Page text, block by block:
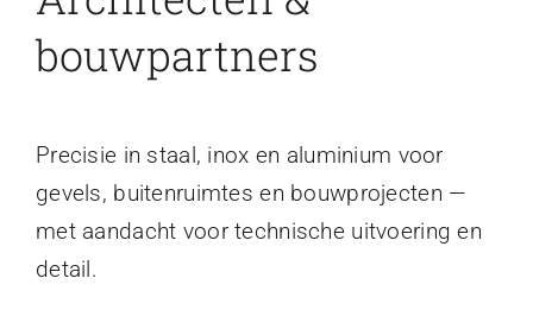
bouwpartners
Precisie in staal, inox en aluminium voor
gevels, buitenruimtes en bouwprojecten —
met aandacht voor technische uitvoering en
detail.